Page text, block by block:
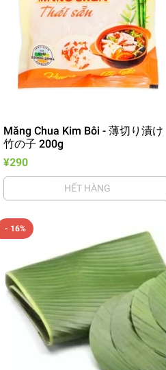
Măng Chua Kim Bôi - 薄切り漬け
竹の子 200g
¥290
HẾT HÀNG
- 16%